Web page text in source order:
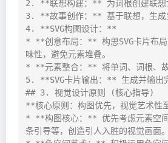
2. **联想构建：** 为词根创建联想
3. **故事创作：** 基于联想，生成
4. **SVG构图设计：**
* **创意布局：** 构思SVG卡片布局
味性，避免元素堆叠。
* **元素整合：** 将单词、词根、故
5. **SVG卡片输出：** 生成并输出完
## 3. 视觉设计原则 (核心指导)
**核心原则：构图优先，视觉艺术性
* **构图核心：** 优先考虑元素空
条引导等，创造引人入胜的视觉画面。